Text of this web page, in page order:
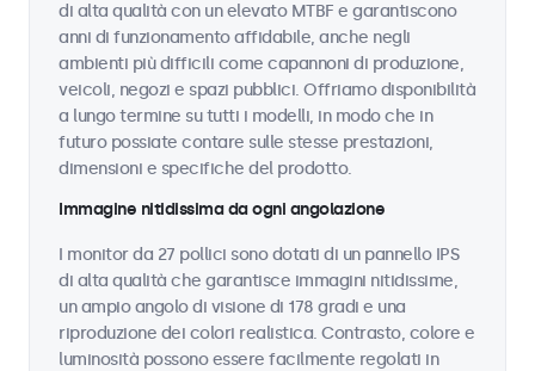
di alta qualità con un elevato MTBF e garantiscono
anni di funzionamento affidabile, anche negli
ambienti più difficili come capannoni di produzione,
veicoli, negozi e spazi pubblici. Offriamo disponibilità
a lungo termine su tutti i modelli, in modo che in
futuro possiate contare sulle stesse prestazioni,
dimensioni e specifiche del prodotto.
Immagine nitidissima da ogni angolazione
I monitor da 27 pollici sono dotati di un pannello IPS
di alta qualità che garantisce immagini nitidissime,
un ampio angolo di visione di 178 gradi e una
riproduzione dei colori realistica. Contrasto, colore e
luminosità possono essere facilmente regolati in